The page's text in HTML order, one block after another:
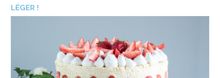
LÉGER !